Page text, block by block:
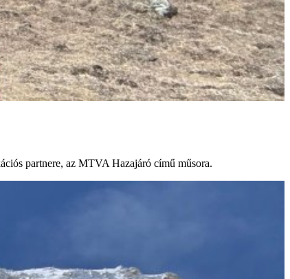
partnere, az MTVA Hazajáró című műsora.